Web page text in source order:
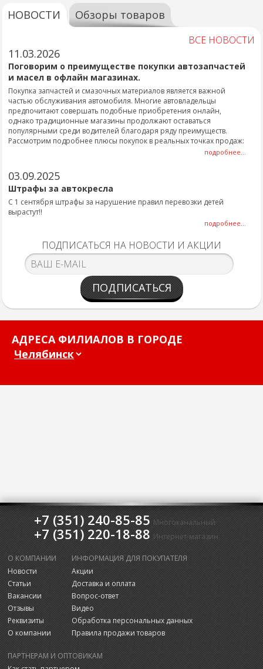
НОВОСТИ Обзоры товаров
ВСЕ НОВОСТИ
11.03.2026
Поговорим о преимуществе покупки автозапчастей
и масел в офлайн магазинах.
Покупка запчастей и смазочных материалов является важной
частью обслуживания автомобиля. Многие автовладельцы
предпочитают совершать подобные приобретения онлайн,
однако традиционные магазины продолжают оставаться
популярными среди водителей благодаря ряду преимуществ.
Рассмотрим подробнее плюсы покупок в реальных точках продаж:
подробнее...
03.09.2025
Штрафы за автокресла
С 1 сентября штрафы за нарушение правил перевозки детей
вырастут!!
подробнее...
ПОДПИСАТЬСЯ НА НОВОСТИ И АКЦИИ
ПОДПИСАТЬСЯ
АДРЕСА ФИЛИАЛОВ В ГОРОДЕ
+7 (351) 240-85-85 Многоканальный
+7 (351) 220-18-88 Интернет-магазин
О КОМПАНИИ
Новости
Статьи
Вакансии
Отзывы
Реквизиты
О компании
ИНФОРМАЦИЯ ДЛЯ ПОКУПАТЕЛЯ
Акции
Доставка и оплата
Вопрос-ответ
Видео
Обработка персональных данных
Правила продажи товаров
ПАРТНЕРАМ И ОПТОВИКАМ